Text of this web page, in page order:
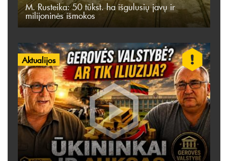
M. Rusteika: 50 tūkst. ha išgulusių javų ir
milijoninės išmokos
Aktualijos